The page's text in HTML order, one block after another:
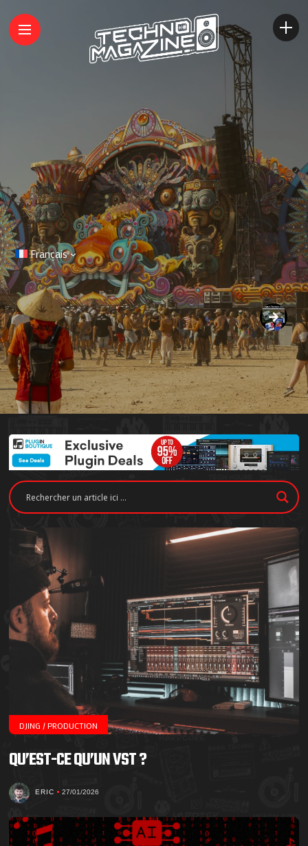
Français
DJING / PRODUCTION
QU’EST-CE QU’UN VST ?
ERIC 27/01/2026